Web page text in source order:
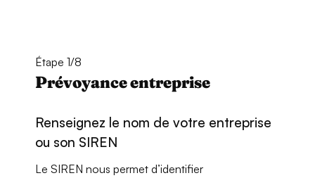
Étape 1/8
Prévoyance entreprise
Renseignez le nom de votre entreprise
ou son SIREN
Le SIREN nous permet d’identifier